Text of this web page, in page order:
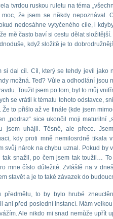
tvrdou ruskou ruletu na téma
že jsem se někdy nepoznával.
nedosáhne vytyčeného cíle, i
mě často baví si cestu dělat složitější.
když složitě je to
si dal cíl. Cíl, který se tehdy jevil jako
možná. Teď? Vůle a odhodlání jsou
Toužil jsem po tom, byl to můj
se vrátil k tématu tohoto odstavce,
to přišlo až ve finále (kde jsem
„podraz“ sice ukončil moji maturitní
jsem uhájil. Těsně, ale přece.
kdy proti mně nemilosrdně tikala
svůj nárok na chybu uznal. Pokud by
snažil, po čem jsem tak toužil…
mne číslo důležité. Zvláště na v
stavět a je to také závazek do
to by bylo hrubé
ani před poslední instancí. Mám
Ale nikdo mi snad nemůže upřít